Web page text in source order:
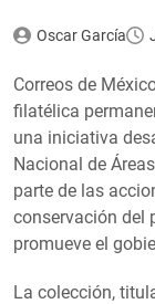
Oscar García
Correos de
filatélica
una iniciativa
Nacional de
parte de las
conservación del
promueve el
La colección,